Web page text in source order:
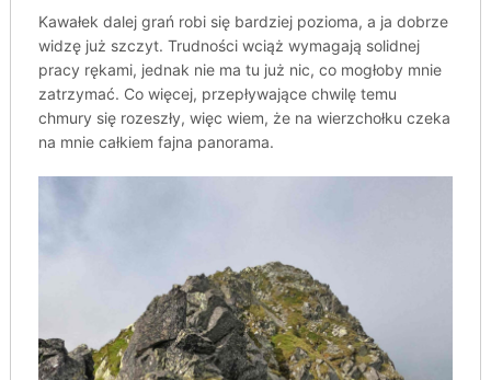
Kawałek dalej grań robi się bardziej pozioma, a ja dobrze
widzę już szczyt. Trudności wciąż wymagają solidnej
pracy rękami, jednak nie ma tu już nic, co mogłoby mnie
zatrzymać. Co więcej, przepływające chwilę temu
chmury się rozeszły, więc wiem, że na wierzchołku czeka
na mnie całkiem fajna panorama.